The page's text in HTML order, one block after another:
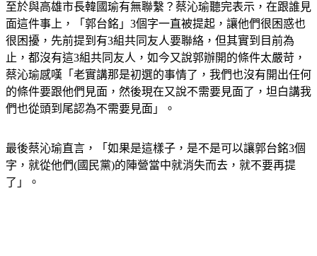
至於與高雄市長韓國瑜有無聯繫？蔡沁瑜聽完表示，在跟誰見
面這件事上，「郭台銘」3個字一直被提起，讓他們很困惑也
很困擾，先前提到有3組共同友人要聯絡，但其實到目前為
止，都沒有這3組共同友人，如今又說郭辦開的條件太嚴苛，
蔡沁瑜感嘆「老實講那是初選的事情了，我們也沒有開出任何
的條件要跟他們見面，然後現在又說不需要見面了，坦白講我
們也從頭到尾認為不需要見面」。
最後蔡沁瑜直言，「如果是這樣子，是不是可以讓郭台銘3個
字，就從他們(國民黨)的陣營當中就消失而去，就不要再提
了」。